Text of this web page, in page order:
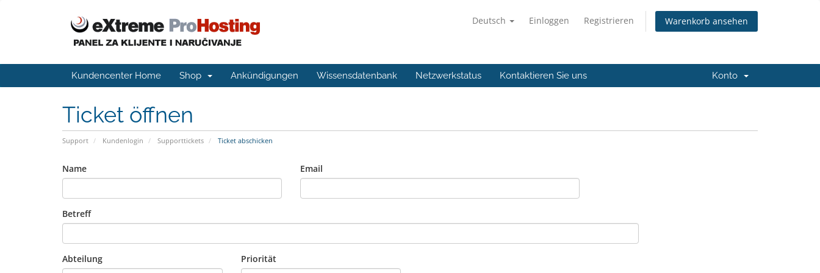
Deutsch Einloggen Registrieren Warenkorb ansehen
Kundencenter Home Shop Ankündigungen Wissensdatenbank Netzwerkstatus Kontaktieren Sie uns Konto
Ticket öffnen
Support Kundenlogin Supporttickets Ticket abschicken
Name Email
Betreff
Abteilung Priorität